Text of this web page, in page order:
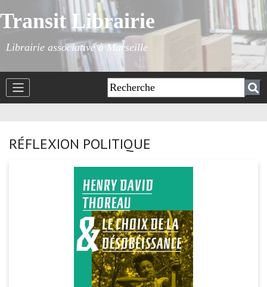
Transit Librairie
Librairie associative à Marseille
RÉFLEXION POLITIQUE